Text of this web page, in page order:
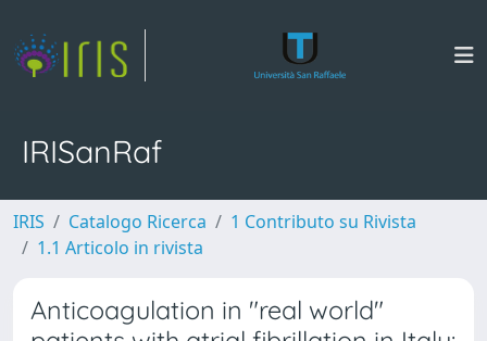
IRISanRaf
IRIS Catalogo Ricerca
1 Contributo su Rivista
1.1 Articolo in rivista
Anticoagulation in "real world"